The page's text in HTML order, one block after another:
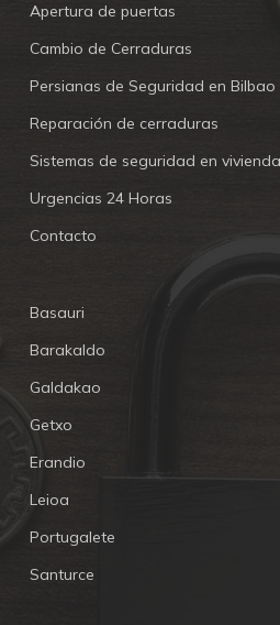
Apertura de puertas
Cambio de Cerraduras
Persianas de Seguridad en Bilbao
Reparación de cerraduras
Sistemas de seguridad en
Urgencias 24 Horas
Contacto
Basauri
Barakaldo
Galdakao
Getxo
Erandio
Leioa
Portugalete
Santurce